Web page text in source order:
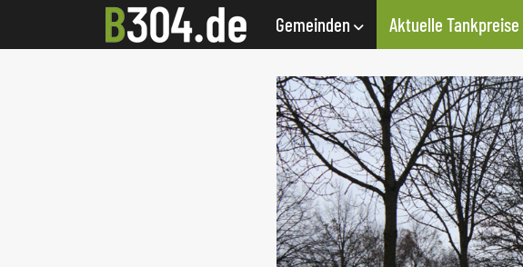
Gemeinden Aktuelle Tankpreise